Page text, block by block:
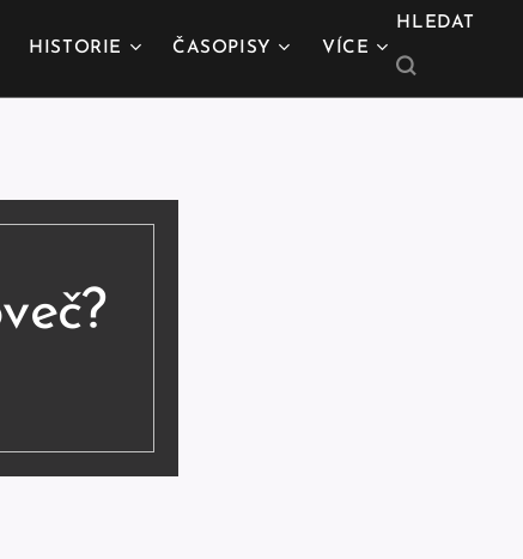
HISTORIE ČASOPISY VÍCE
HLEDAT